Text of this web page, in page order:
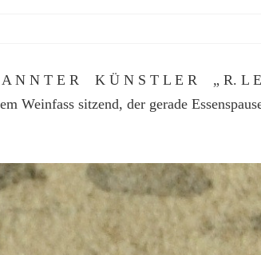
A N N T E R K Ü N S T L E R „ R. L
Weinfass sitzend, der gerade